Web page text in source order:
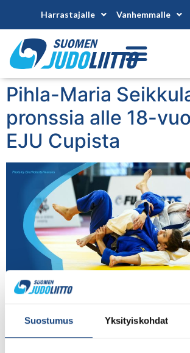
Suostumus Yksityiskohdat
Harrastajalle Vanhemmalle
Pihla-Maria
pronssia alle 18-
EJU Cupista
Suomen Lapista kävi pohjoinen tuuli
itsensä nuorten European Cupissa